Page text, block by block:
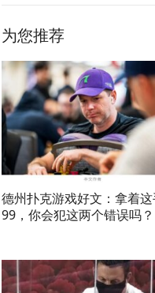
为您推荐
德州扑克游戏好文：拿着
99，你会犯这两个错误吗？